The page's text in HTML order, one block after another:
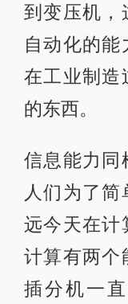
到变压机，
自动化的能
在工业制造
的东西。
信息能力同
人们为了
远今天在计
计算有两个
插分机一